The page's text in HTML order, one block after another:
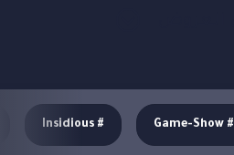
#
Game-Show
#
Insidious